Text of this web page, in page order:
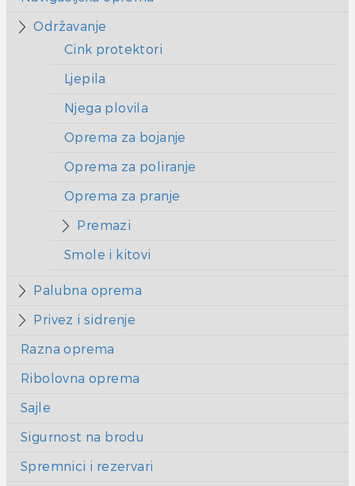
Održavanje
Cink protektori
Ljepila
Njega plovila
Oprema za bojanje
Oprema za poliranje
Oprema za pranje
Premazi
Smole i kitovi
Palubna oprema
Privez i sidrenje
Razna oprema
Ribolovna oprema
Sajle
Sigurnost na brodu
Spremnici i rezervari